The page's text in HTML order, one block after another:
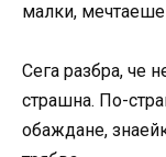
малки, мечтаеше
Сега разбра, че
страшна. По-
обаждане,